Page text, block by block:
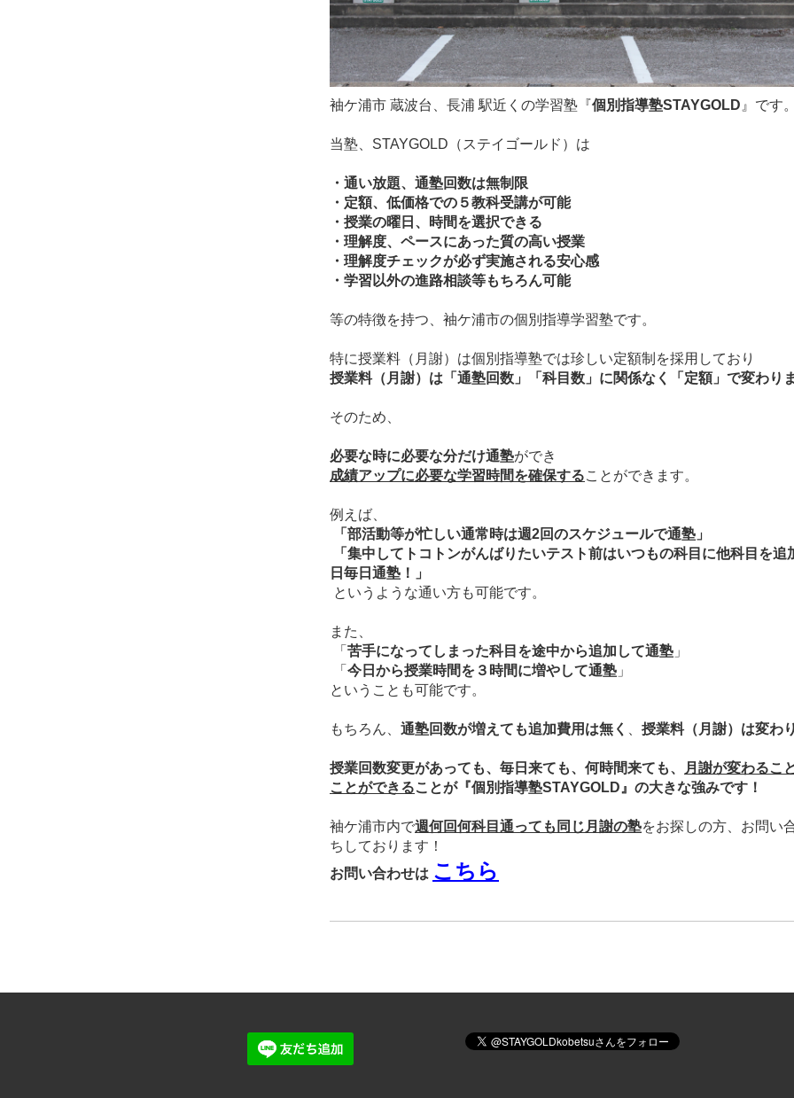
袖ケ浦市 蔵波台、長浦 駅近くの学習塾『個別指導塾STAYGOLD 』です
当塾、STAYGOLD（ステイゴールド）は
・通い放題、通塾回数は無制限
・定額、低価格での５教科受講が可能
・授業の曜日、時間を選択できる
・理解度、ペースにあった質の高い授業
・理解度チェックが必ず実施される安心感
・学習以外の進路相談等もちろん可能
等の特徴を持つ、袖ケ浦市の個別指導学習塾です。
特に授業料（月謝）は個別指導塾では珍しい定額制を採用しており
授業料（月謝）は「通塾回数」「科目数」に関係なく「定額」で変わり
そのため、
必要な時に必要な分だけ通塾ができ
成績アップに必要な学習時間を確保することができます。
例えば、
「部活動等が忙しい通常時は週2回のスケジュールで通塾」
「集中してトコトンがんばりたいテスト前はいつもの科目に他科目を追
日毎日通塾！」
というような通い方も可能です。
また、
「 苦手になってしまった科目を途中から追加して通塾 」
「 今日から授業時間を３時間に増やして通塾 」
ということも可能です。
もちろん、 通塾回数が増えても追加費用は無く 授業料（月謝）は変わ
授業回数変更があっても、 毎日来ても、何時間来ても、
月謝が変わるこ
ことができることが『個別指導塾STAYGOLD』の大きな強みです！
袖ケ浦市内で週何回何科目通っても同じ月謝の塾をお探しの方、 お問い
ちしております！
お問い合わせは こちら